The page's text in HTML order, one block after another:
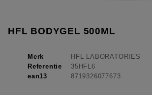
HFL BODYGEL 500ML
Merk
HFL LABORATORIES
Referentie
35HFL6
ean13
8719326077673